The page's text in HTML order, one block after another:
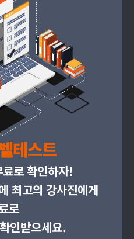
테스트
로 확인하자!
최고의 강사진에게
로
인받으세요.